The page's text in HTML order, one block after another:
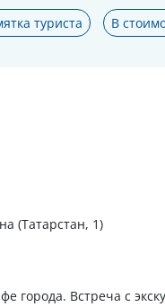
туриста В
(Татарстан, 1)
города. Встреча с